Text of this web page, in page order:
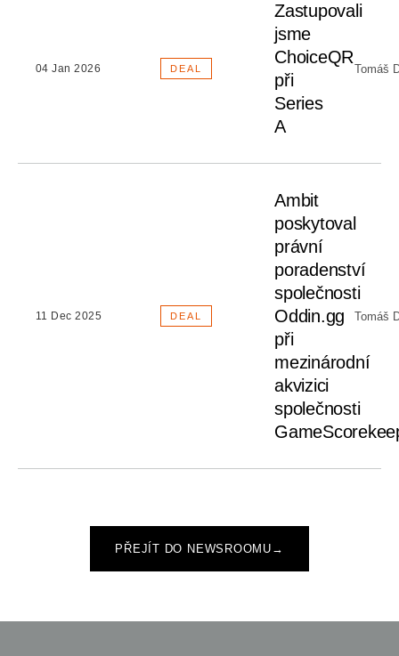
04 Jan 2026 DEAL
Zastupovali
jsme
ChoiceQR
při
Series
A
Tomáš
11 Dec 2025 DEAL
Ambit
poskytoval
právní
poradenství
společnosti
Oddin.gg
při
mezinárodní
akvizici
společnosti
Tomáš
PŘEJÍT DO NEWSROOMU →